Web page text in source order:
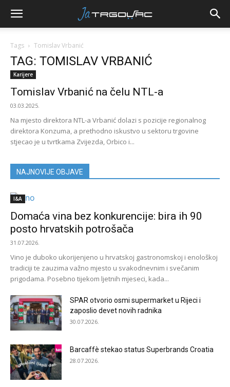
Tags Tomislav Vrbanić
TAG: TOMISLAV VRBANIĆ
Karijere
Tomislav Vrbanić na čelu NTL-a
03.03.2025.
Na mjesto direktora NTL-a Vrbanić dolazi s pozicije regionalnog
direktora Konzuma, a prethodno iskustvo u sektoru trgovine
stjecao je u tvrtkama Zvijezda, Orbico i...
NAJNOVIJE OBJAVE
I&A
Domaća vina bez konkurencije: bira ih 90
posto hrvatskih potrošača
31.07.2026.
Vino je duboko ukorijenjeno u hrvatskoj gastronomskoj i enološkoj
tradiciji te zauzima važno mjesto u svakodnevnim i svečanim
prigodama. Posebno tijekom ljetnih mjeseci, kada...
SPAR otvorio osmi supermarket u Rijeci i
zaposlio devet novih radnika
30.07.2026.
Barcaffè stekao status Superbrands Croatia
28.07.2026.